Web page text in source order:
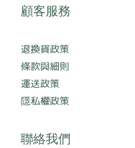
顧客服務
退換貨政策
條款與細則
運送政策
隱私權政策
聯絡我們